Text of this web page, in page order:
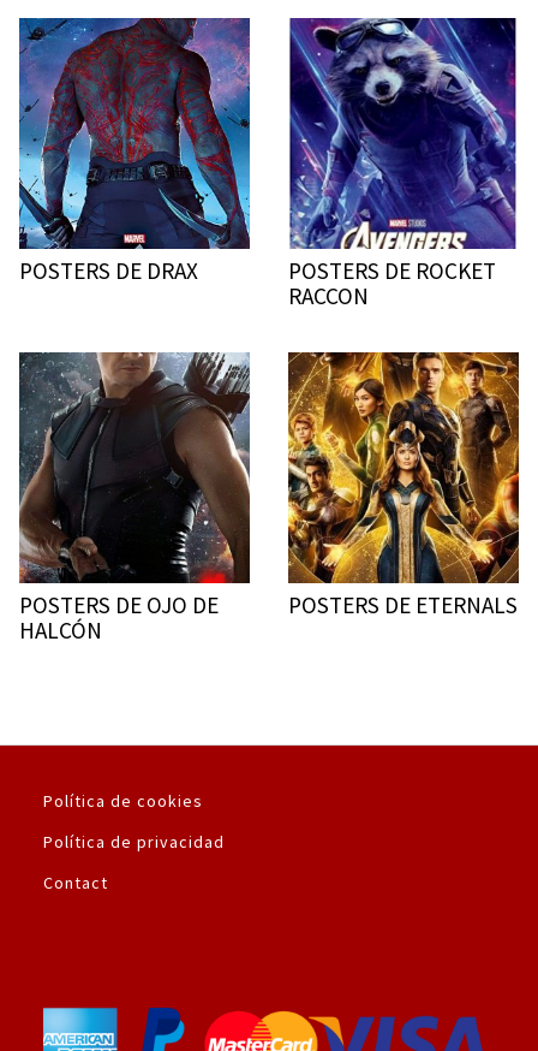
POSTERS DE DRAX
POSTERS DE ROCKET
RACCON
POSTERS DE OJO DE
HALCÓN
POSTERS DE ETERNALS
Política de cookies
Política de privacidad
Contact